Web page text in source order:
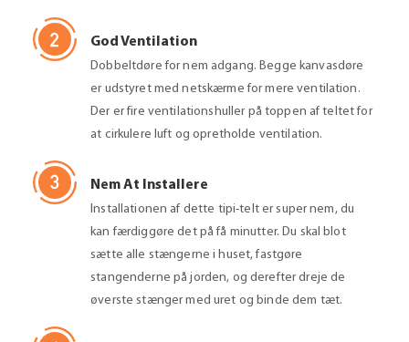
God Ventilation
Dobbeltdøre for nem adgang. Begge kanvasdøre
er udstyret med netskærme for mere ventilation.
Der er fire ventilationshuller på toppen af ​​teltet for
at cirkulere luft og opretholde ventilation.
Nem At Installere
Installationen af ​​dette tipi-telt er super nem, du
kan færdiggøre det på få minutter. Du skal blot
sætte alle stængerne i huset, fastgøre
stangenderne på jorden, og derefter dreje de
øverste stænger med uret og binde dem tæt.